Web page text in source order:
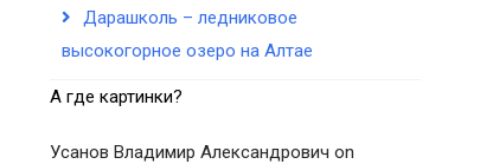
Дарашколь – ледниковое
высокогорное озеро на Алтае
А где картинки?
Усанов Владимир Александрович on